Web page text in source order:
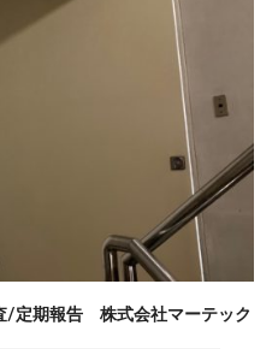
/定期報告 株式会社マーテック